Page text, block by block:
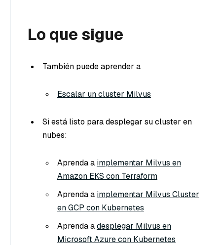
Lo que sigue
También puede aprender a
Escalar un cluster Milvus
Si está listo para desplegar su cluster en
nubes:
Aprenda a implementar Milvus en
Amazon EKS con Terraform
Aprenda a implementar Milvus Cluster
en GCP con Kubernetes
Aprenda adesplegar Milvus en
Microsoft Azure con Kubernetes